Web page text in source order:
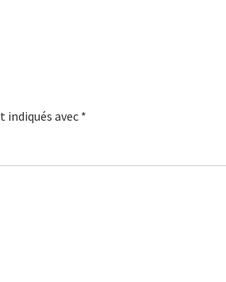
indiqués avec*